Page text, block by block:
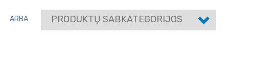
ARBA PRODUKTŲ SABKATEGORIJOS